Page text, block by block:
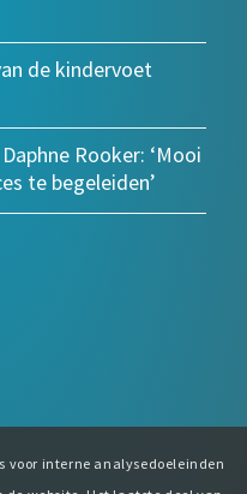
de kindervoet
Rooker: ‘Mooi
te begeleiden’
voor interne analysedoeleinden